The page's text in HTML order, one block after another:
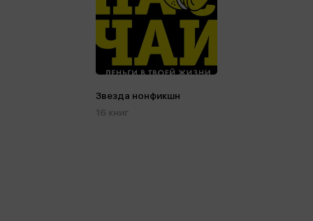
Звезда нонфикшн
16 книг